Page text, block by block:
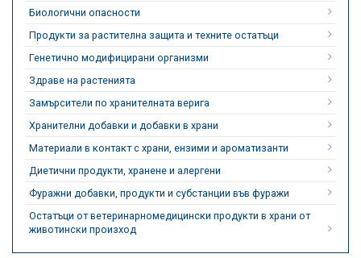
Биологични опасности
Продукти за растителна защита и техните остатъци
Генетично модифицирани организми
Здраве на растенията
Замърсители по хранителната верига
Хранителни добавки и добавки в храни
Материали в контакт с храни, ензими и ароматизанти
Диетични продукти, хранене и алергени
Фуражни добавки, продукти и субстанции във фуражи
Остатъци от ветеринарномедицински продукти в храни от
животински произход